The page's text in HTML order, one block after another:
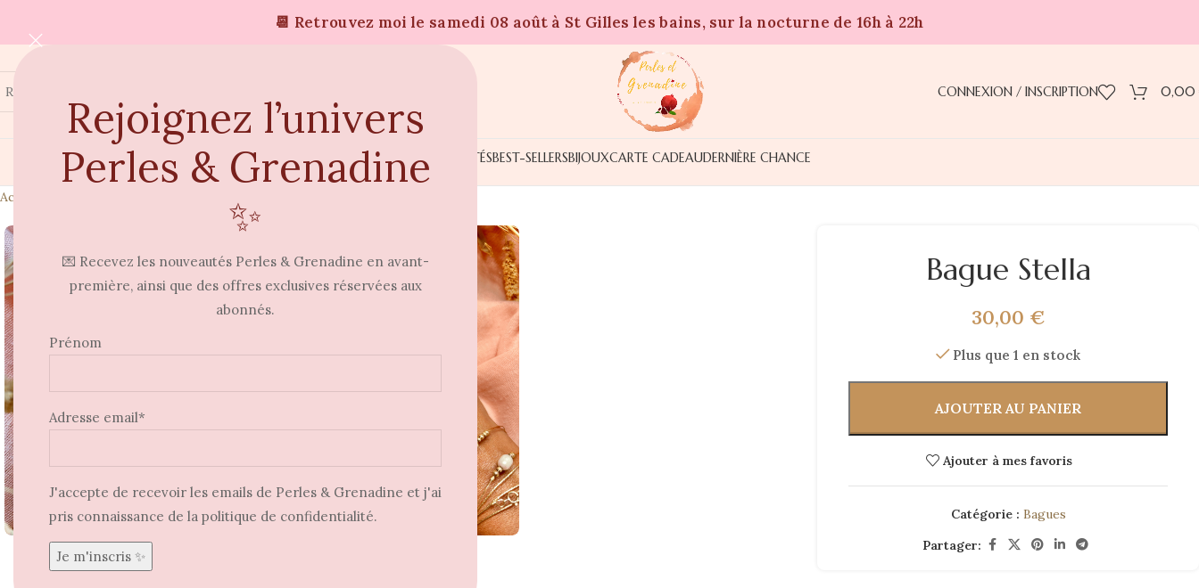
Rejoignez l’univers
Perles & Grenadine
✨
💌 Recevez les nouveautés Perles & Grenadine en avant-
première, ainsi que des offres exclusives réservées aux
abonnés.
Prénom
Adresse email*
J'accepte de recevoir les emails de Perles & Grenadine et j'ai
pris connaissance de la politique de confidentialité.
📆 Retrouvez moi le samedi 08 août à St Gilles les bains, sur la nocturne de 16h à 22h
CONNEXION / INSCRIPTION 0,00
NOUVEAUTÉSBEST-SELLERSBIJOUXCARTE CADEAUDERNIÈRE CHANCE
Accueil
Agrandir
Bague Stella
30,00 €
Plus que 1 en stock
AJOUTER AU PANIER
Ajouter à mes favoris
Catégorie : Bagues
Partager: